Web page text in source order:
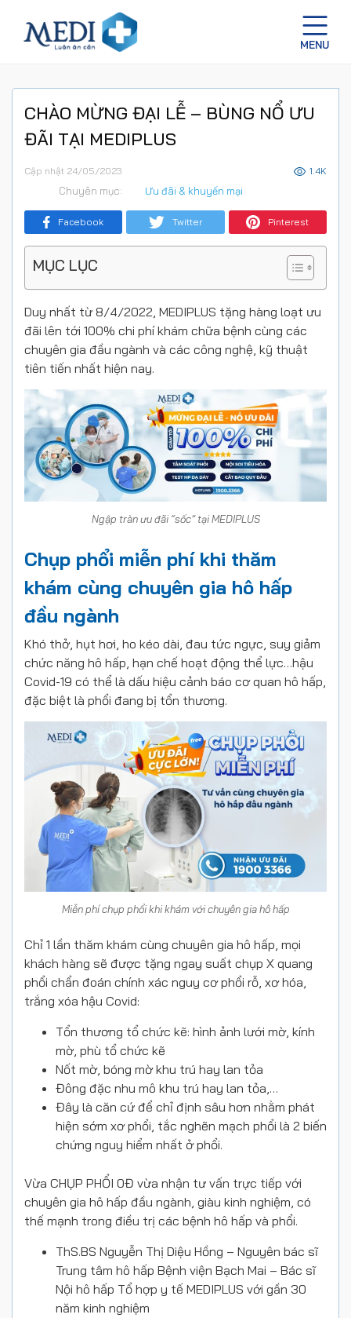
CHÀO MỪNG ĐẠI LỄ – BÙNG NỔ ƯU
ĐÃI TẠI MEDIPLUS
Cập nhật 24/05/2023 1.4K
Chuyên mục: Ưu đãi & khuyến mại
Facebook Twitter Pinterest
MỤC LỤC
Duy nhất từ 8/4/2022, MEDIPLUS tặng hàng loạt ưu
đãi lên tới 100% chi phí khám chữa bệnh cùng các
chuyên gia đầu ngành và các công nghệ, kỹ thuật
tiên tiến nhất hiện nay.
Ngập tràn ưu đãi “sốc” tại MEDIPLUS
Chụp phổi miễn phí khi thăm
khám cùng chuyên gia hô hấp
đầu ngành
Khó thở, hụt hơi, ho kéo dài, đau tức ngực, suy giảm
chức năng hô hấp, hạn chế hoạt động thể lực…hậu
Covid-19 có thể là dấu hiệu cảnh báo cơ quan hô hấp,
đặc biệt là phổi đang bị tổn thương.
Miễn phí chụp phổi khi khám với chuyên gia hô hấp
Chỉ 1 lần thăm khám cùng chuyên gia hô hấp, mọi
khách hàng sẽ được tặng ngay suất chụp X quang
phổi chẩn đoán chính xác nguy cơ phổi rỗ, xơ hóa,
trắng xóa hậu Covid:
Tổn thương tổ chức kẽ: hình ảnh lưới mờ, kính
mờ, phù tổ chức kẽ
Nốt mờ, bóng mờ khu trú hay lan tỏa
Đông đặc nhu mô khu trú hay lan tỏa,…
Đây là căn cứ để chỉ định sâu hơn nhằm phát
hiện sớm xơ phổi, tắc nghẽn mạch phổi là 2 biến
chứng nguy hiểm nhất ở phổi.
Vừa CHỤP PHỔI 0Đ vừa nhận tư vấn trực tiếp với
chuyên gia hô hấp đầu ngành, giàu kinh nghiệm, có
thế mạnh trong điều trị các bệnh hô hấp và phổi.
ThS.BS Nguyễn Thị Diệu Hồng – Nguyên bác sĩ
Trung tâm hô hấp Bệnh viện Bạch Mai – Bác sĩ
Nội hô hấp Tổ hợp y tế MEDIPLUS với gần 30
năm kinh nghiệm